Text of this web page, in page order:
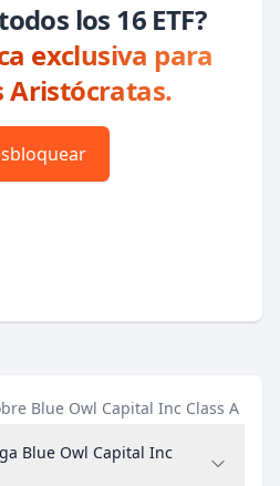
los 16 ETF?
exclusiva para
Aristócratas.
Blue Owl Capital Inc Class A
Blue Owl Capital Inc